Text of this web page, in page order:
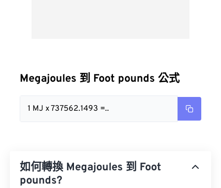
Megajoules 到 Foot pounds 公式
1 MJ x 737562.1493 =..
如何轉換 Megajoules 到 Foot
pounds?